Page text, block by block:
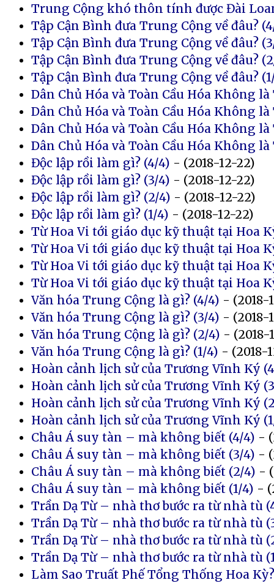
Trung Cộng khó thôn tính được Đài
Tập Cận Bình đưa Trung Cộng về đâu?
Tập Cận Bình đưa Trung Cộng về đâu?
Tập Cận Bình đưa Trung Cộng về đâu?
Tập Cận Bình đưa Trung Cộng về đâu?
Dân Chủ Hóa và Toàn Cầu Hóa Không là
Dân Chủ Hóa và Toàn Cầu Hóa Không là
Dân Chủ Hóa và Toàn Cầu Hóa Không là
Dân Chủ Hóa và Toàn Cầu Hóa Không là
Độc lập rồi làm gì? (4/4) - (2018-12-22)
Độc lập rồi làm gì? (3/4) - (2018-12-22)
Độc lập rồi làm gì? (2/4) - (2018-12-22)
Độc lập rồi làm gì? (1/4) - (2018-12-22)
Từ Hoa Vi tới giáo dục kỹ thuật tại Hoa
Từ Hoa Vi tới giáo dục kỹ thuật tại Hoa
Từ Hoa Vi tới giáo dục kỹ thuật tại Hoa
Từ Hoa Vi tới giáo dục kỹ thuật tại Hoa
Văn hóa Trung Cộng là gì? (4/4) - (2018-
Văn hóa Trung Cộng là gì? (3/4) - (2018-
Văn hóa Trung Cộng là gì? (2/4) - (2018-
Văn hóa Trung Cộng là gì? (1/4) - (2018-
Hoàn cảnh lịch sử của Trương Vĩnh Ký
Hoàn cảnh lịch sử của Trương Vĩnh Ký
Hoàn cảnh lịch sử của Trương Vĩnh Ký
Hoàn cảnh lịch sử của Trương Vĩnh Ký
Châu Á suy tàn – mà không biết (4/4) -
Châu Á suy tàn – mà không biết (3/4) -
Châu Á suy tàn – mà không biết (2/4) -
Châu Á suy tàn – mà không biết (1/4) -
Trần Dạ Từ – nhà thơ bước ra từ nhà tù
Trần Dạ Từ – nhà thơ bước ra từ nhà tù
Trần Dạ Từ – nhà thơ bước ra từ nhà tù
Trần Dạ Từ – nhà thơ bước ra từ nhà tù
Làm Sao Truất Phế Tổng Thống Hoa